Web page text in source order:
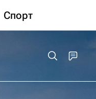
Спорт